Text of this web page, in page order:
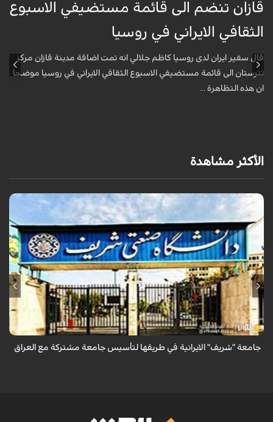
قازان تنضم الى قائمة مستضيفي الاسبوع
الثقافي الايراني في روسيا
قال سفير ايران لدى روسيا كاظم جلالي انه تمت اضافة مدينة قازان مركز
تترستان الى قائمة مستضيفي الاسبوع الثقافي الايراني في روسيا موضحا
ان هذه التظاهرة ...
الأكثر مشاهدة
أعلن وزير العلوم الإيراني عن دراسة أكثر من 50 ألف طالب عراقي في الجامعات
الإيرانية، مشيراً إلى توقيع 180 مذكرة تفاهم علمي بين جامعات البلدين، وأن
جام...
جامعة "شريف" الايرانية في طريقها لتأسيس جامعة مشتركة مع العراق